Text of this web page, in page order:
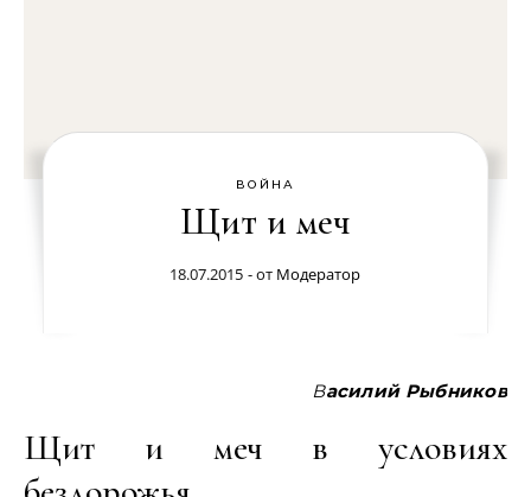
ВОЙНА
Щит и меч
18.07.2015 - от Модератор
Василий Рыбников
Щит и меч в условиях